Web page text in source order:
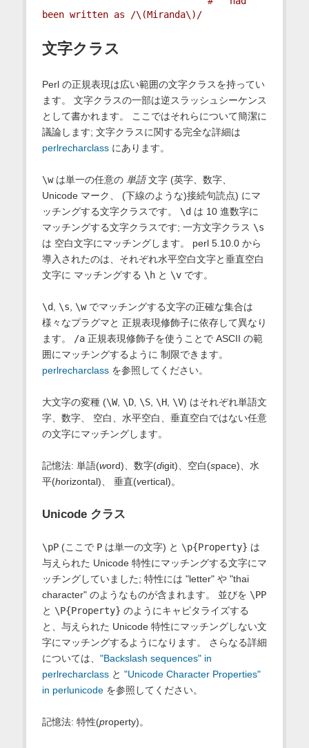
been written as /\(Miranda\)/
文字クラス
Perl の正規表現は広い範囲の文字クラスを持ってい
ます。 文字クラスの一部は逆スラッシュシーケンス
として書かれます。 ここではそれらについて簡潔に
議論します; 文字クラスに関する完全な詳細は
perlrecharclassにあります。
\wは単一の任意の 単語文字 (英字、数字、
Unicode マーク、 (下線のような)接続句読点) にマ
ッチングする文字クラスです。 \d は 10 進数字に
マッチングする文字クラスです; 一方文字クラス \s
は 空白文字にマッチングします。 perl 5.10.0 から
導入されたのは、それぞれ水平空白文字と垂直空白
文字に マッチングする \hと \vです。
\d \s \wでマッチングする文字の正確な集合は
様々なプラグマと 正規表現修飾子に依存して異なり
ます。
/a正規表現修飾子を使うことで ASCII の範
囲にマッチングするように 制限できます。
perlrecharclassを参照してください。
大文字の変種 (\W, \D, \S, \H, \V) はそれぞれ単語文
字、数字、 空白、水平空白、垂直空白ではない任意
の文字にマッチングします。
記憶法: 単語(word)、数字(digit)、空白(space)、水
平(horizontal)、 垂直(vertical)。
Unicode クラス
\pP(ここで Pは単一の文字) と \p{Property} は
与えられた Unicode 特性にマッチングする文字にマ
ッチングしていました; 特性には "letter" や "thai
character" のようなものが含まれます。 並びを \PP
と \P{Property} のようにキャピタライズする
と、与えられた Unicode 特性にマッチングしない文
字にマッチングするようになります。 さらなる詳細
については、 "Backslash sequences" in
perlrecharclassと "Unicode Character Properties"
in perlunicodeを参照してください。
記憶法: 特性(property)。